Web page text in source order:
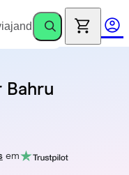
Bahru
em